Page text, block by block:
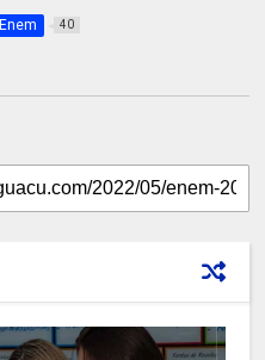
Enem 40